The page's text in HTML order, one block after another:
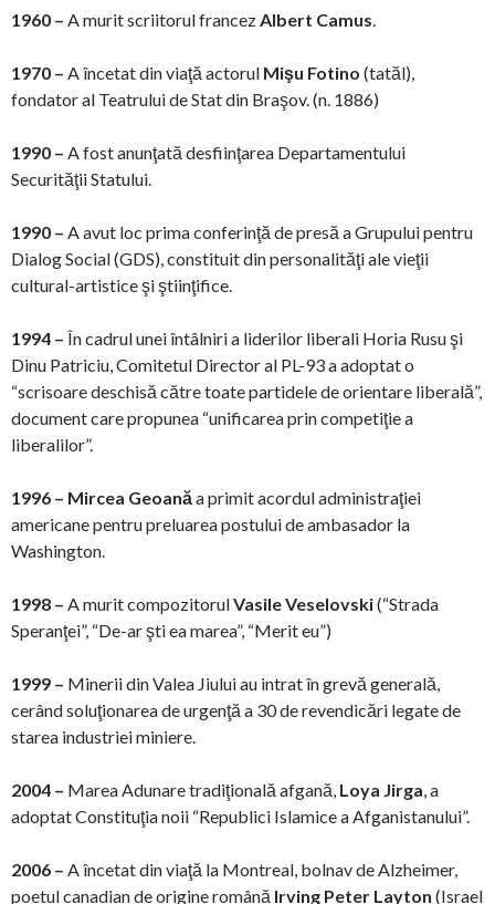
1960 – A murit scriitorul francezAlbert Camus.
1970 – A încetat din viaţă actorul Mişu Fotino (tatăl),
fondator al Teatrului de Stat din Braşov. (n. 1886)
1990 – A fost anunţată desfiinţarea Departamentului
Securităţii Statului.
1990 – A avut loc prima conferinţă de presă a Grupului pentru
Dialog Social (GDS), constituit din personalităţi ale vieţii
cultural-artistice şi ştiinţifice.
1994 – În cadrul unei întâlniri a liderilor liberali Horia Rusu şi
Dinu Patriciu, Comitetul Director al PL-93 a adoptat o
“scrisoare deschisă către toate partidele de orientare liberală”,
document care propunea “unificarea prin competiţie a
liberalilor”.
1996 – Mircea Geoanăa primit acordul administraţiei
americane pentru preluarea postului de ambasador la
Washington.
1998 – A murit compozitorulVasile Veselovski(“Strada
Speranţei”, “De-ar şti ea marea”, “Merit eu”)
1999 – Minerii din Valea Jiului au intrat în grevă generală,
cerând soluţionarea de urgenţă a 30 de revendicări legate de
starea industriei miniere.
2004 – Marea Adunare tradiţională afgană, Loya Jirga, a
adoptat Constituţia noii “Republici Islamice a Afganistanului”.
2006 – A încetat din viaţă la Montreal, bolnav de Alzheimer,
poetul canadian de origine română Irving Peter Layton (Israel